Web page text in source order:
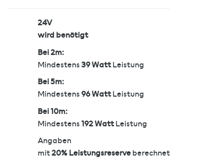
24V
wird benötigt
Bei 2m:
Mindestens39 WattLeistung
Bei 5m:
Mindestens96 WattLeistung
Bei 10m:
Mindestens192 WattLeistung
Angaben
mit20% Leistungsreserveberechnet